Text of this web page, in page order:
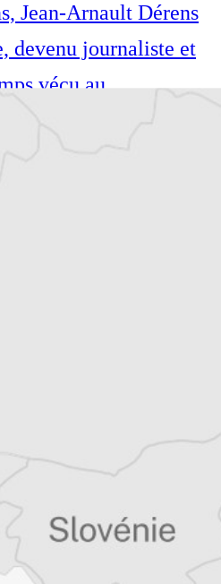
Jean-Arnault Dérens
devenu journaliste et
vécu au